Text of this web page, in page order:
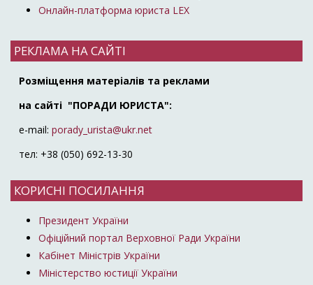
Онлайн-платформа юриста LEX
РЕКЛАМА НА САЙТІ
Розміщення матеріалів та реклами
на сайті "ПОРАДИ ЮРИСТА":
e-mail: porady_urista@ukr.net
тел: +38 (050) 692-13-30
КОРИСНІ ПОСИЛАННЯ
Президент України
Офіційний портал Верховної Ради України
Кабінет Міністрів України
Міністерство юстиції України